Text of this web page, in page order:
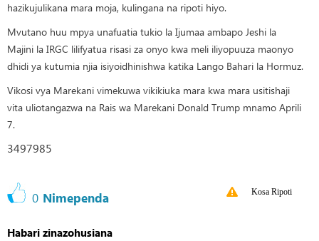
hazikujulikana mara moja, kulingana na ripoti hiyo.
Mvutano huu mpya unafuatia tukio la Ijumaa ambapo Jeshi la
Majini la IRGC lilifyatua risasi za onyo kwa meli iliyopuuza maonyo
dhidi ya kutumia njia isiyoidhinishwa katika Lango Bahari la Hormuz.
Vikosi vya Marekani vimekuwa vikikiuka mara kwa mara usitishaji
vita uliotangazwa na Rais wa Marekani Donald Trump mnamo Aprili
7.
3497985
0 Nimependa Kosa Ripoti
Habari zinazohusiana